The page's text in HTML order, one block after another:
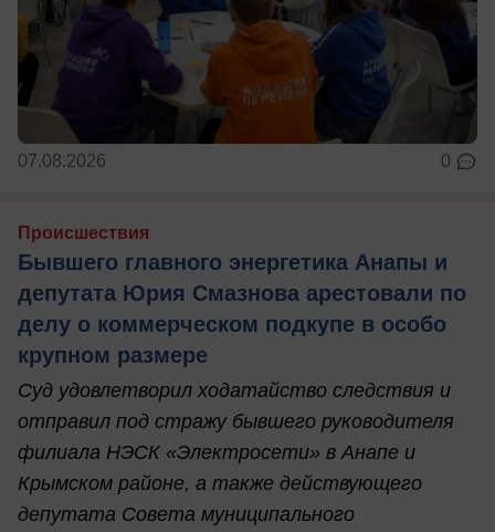
07.08.2026 0
Происшествия
Бывшего главного энергетика Анапы и
депутата Юрия Смазнова арестовали по
делу о коммерческом подкупе в особо
крупном размере
Суд удовлетворил ходатайство следствия и
отправил под стражу бывшего руководителя
филиала НЭСК «Электросети» в Анапе и
Крымском районе, а также действующего
депутата Совета муниципального